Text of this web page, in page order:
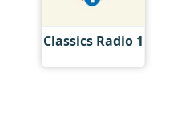
Classics Radio 1